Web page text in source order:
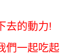
去的動力!
們一起吃起